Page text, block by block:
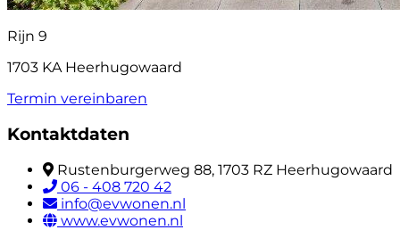
Rijn 9
1703 KA Heerhugowaard
Termin vereinbaren
Kontaktdaten
Rustenburgerweg 88, 1703 RZ Heerhugowaard
06 - 408 720 42
info@evwonen.nl
www.evwonen.nl